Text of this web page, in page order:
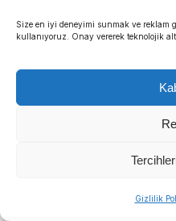
Size en iyi deneyimi sunmak ve reklam
kullanıyoruz. Onay vererek teknolojik
Gizlilik
Bornovalıların talep,